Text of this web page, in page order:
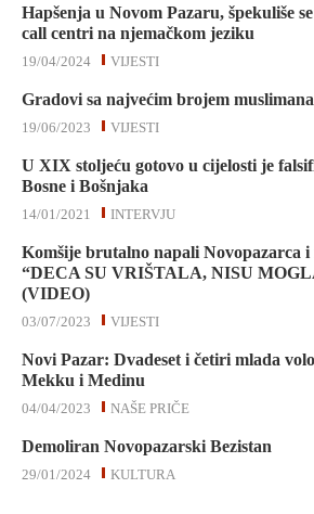
Hapšenja u Novom Pazaru, špekuliše
call centri na njemačkom jeziku
VIJESTI
19/04/2024
Gradovi sa najvećim brojem
VIJESTI
19/06/2023
U XIX stoljeću gotovo u cijelosti je
Bosne i Bošnjaka
INTERVJU
14/01/2021
Komšije brutalno napali Novopazarca
“DECA SU VRIŠTALA, NISU
(VIDEO)
VIJESTI
03/07/2023
Novi Pazar: Dvadeset i četiri mlada
Mekku i Medinu
NAŠE PRIČE
04/04/2023
Demoliran Novopazarski Bezistan
KULTURA
29/01/2024